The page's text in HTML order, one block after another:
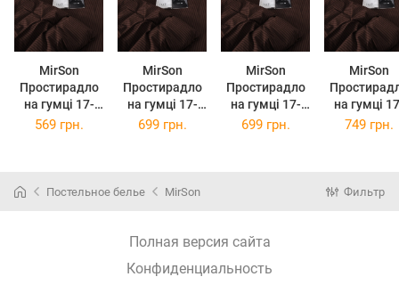
MirSon
Простирадло
на гумці 17-
0617 Stripe
MirSon
Простирадло
на гумці 17-
0617 Stripe
MirSon
Простирадло
на гумці 17-
0617 Stripe
MirSon
на гумці 17-
0617
569 грн. 699 грн. 699 грн. 749 грн.
Постельное белье MirSon Фильтр
Полная версия сайта
Конфиденциальность